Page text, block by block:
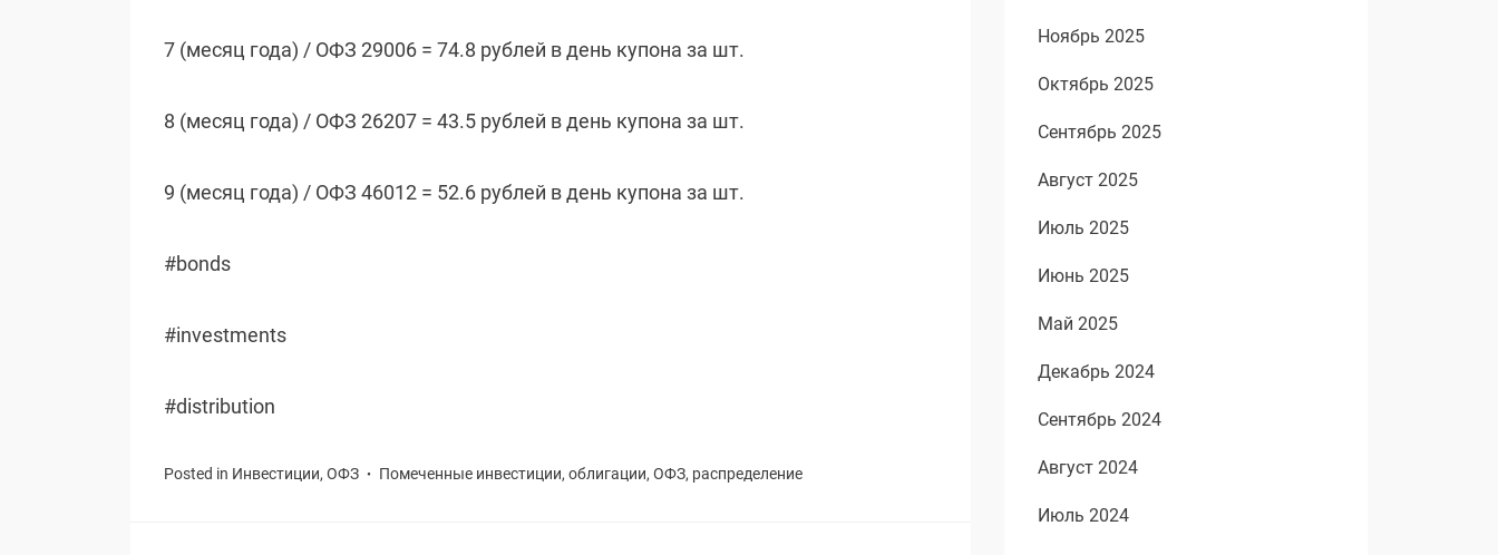
7 (месяц года) / ОФЗ 29006 = 74.8 рублей в день купона за шт.
8 (месяц года) / ОФЗ 26207 = 43.5 рублей в день купона за шт.
9 (месяц года) / ОФЗ 46012 = 52.6 рублей в день купона за шт.
#bonds
#investments
#distribution
Posted in Инвестиции, ОФЗ Помеченные инвестиции, облигации, ОФЗ, распределение
Ноябрь 2025
Октябрь 2025
Сентябрь 2025
Август 2025
Июль 2025
Июнь 2025
Май 2025
Декабрь 2024
Сентябрь 2024
Август 2024
Июль 2024